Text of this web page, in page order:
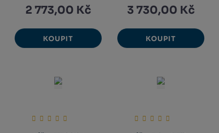
2 773,00 Kč
KOUPIT
3 730,00 Kč
KOUPIT